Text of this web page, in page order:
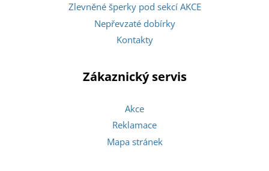
Zlevněné šperky pod sekcí AKCE
Nepřevzaté dobírky
Kontakty
Zákaznický servis
Akce
Reklamace
Mapa stránek